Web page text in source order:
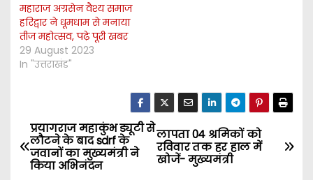
महाराज अग्रसेन वैश्य समाज
हरिद्वार ने धूमधाम से मनाया
तीज महोत्सव, पढ़े पूरी खबर
29 August 2023
In "उत्तराखंड"
P
o
लापता 04 श्रमिकों को
रविवार तक हर हाल में
खोजें- मुख्यमंत्री
प्रयागराज महाकुंभ ड्यूटी से
लौटने के बाद sdrf के
जवानों का मुख्यमंत्री ने
किया अभिनंदन